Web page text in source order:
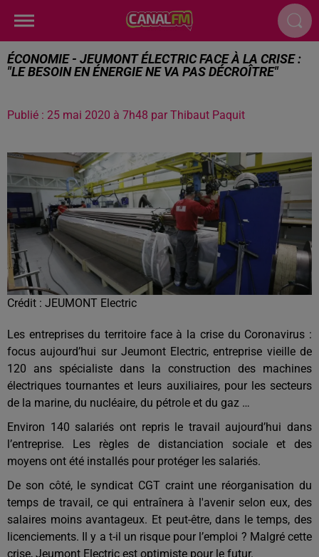
ÉCONOMIE - JEUMONT ÉLECTRIC FACE À LA CRISE :
"LE BESOIN EN ÉNERGIE NE VA PAS DÉCROÎTRE"
Publié : 25 mai 2020 à 7h48 par Thibaut Paquit
Crédit : JEUMONT Electric
Les entreprises du territoire face à la crise du Coronavirus :
focus aujourd’hui sur Jeumont Electric, entreprise vieille de
120 ans spécialiste dans la construction des machines
électriques tournantes et leurs auxiliaires, pour les secteurs
de la marine, du nucléaire, du pétrole et du gaz …
Environ 140 salariés ont repris le travail aujourd’hui dans
l’entreprise. Les règles de distanciation sociale et des
moyens ont été installés pour protéger les salariés.
De son côté, le syndicat CGT craint une réorganisation du
temps de travail, ce qui entraînera à l'avenir selon eux, des
salaires moins avantageux. Et peut-être, dans le temps, des
licenciements. Il y a t-il un risque pour l’emploi ? Malgré cette
crise, Jeumont Electric est optimiste pour le futur.